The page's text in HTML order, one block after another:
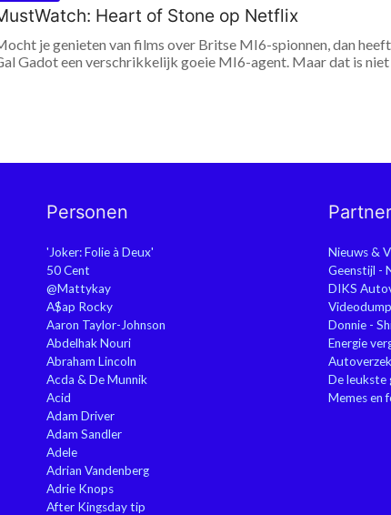
Heart of Stone op Netflix
je genieten van films over Britse MI6-spionnen, dan
Gadot een verschrikkelijk goeie MI6-agent. Maar dat is
Personen
'Joker: Folie à Deux'
50 Cent
@Mattykay
A$ap Rocky
Aaron Taylor-Johnson
Abdelhak Nouri
Abraham Lincoln
Acda & De Munnik
Acid
Adam Driver
Adam Sandler
Adele
Adrian Vandenberg
Adrie Knops
After Kingsday tip
Nieuws &
Geenstijl -
DIKS
Videodump
Donnie -
Energie
De leukste
Memes en